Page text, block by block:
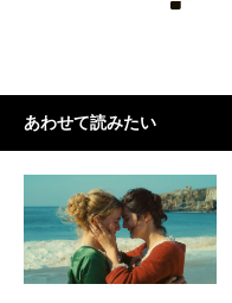
あわせて読みたい